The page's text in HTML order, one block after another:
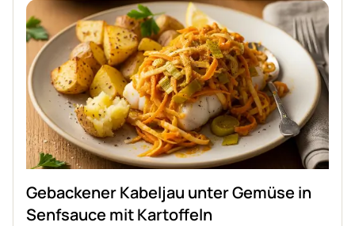
Gebackener Kabeljau unter Gemüse in
Senfsauce mit Kartoffeln